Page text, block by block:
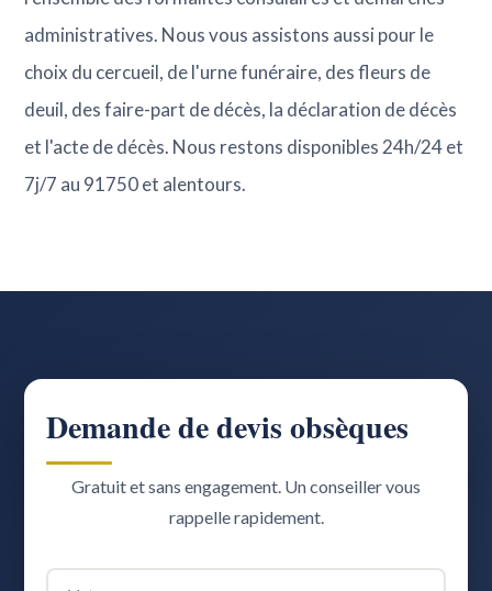
administratives. Nous vous assistons aussi pour le
choix du cercueil, de l'urne funéraire, des fleurs de
deuil, des faire-part de décès, la déclaration de décès
et l'acte de décès. Nous restons disponibles 24h/24 et
7j/7 au 91750 et alentours.
Demande de devis obsèques
Gratuit et sans engagement. Un conseiller vous
rappelle rapidement.